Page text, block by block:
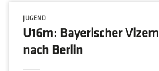
JUGEND
U16m: Bayerischer
nach Berlin